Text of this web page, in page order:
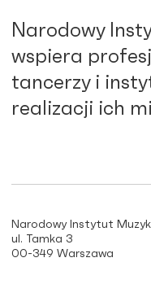
Narodowy
wspiera
tancerzy i
realizacji ich
Narodowy Instytut
ul. Tamka 3
00-349 Warszawa